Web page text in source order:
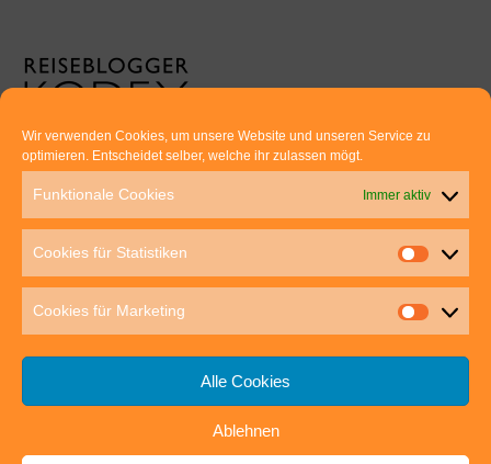
Wir verwenden Cookies, um unsere Website und unseren Service zu
optimieren. Entscheidet selber, welche ihr zulassen mögt.
Funktionale Cookies Immer aktiv
Cookies für Statistiken
Cookies für Marketing
Alle Cookies
Ablehnen
Euer direkter Draht zu uns:
Thomas Rathay und Silke Rommel
70563 Stuttgart
post@outdoor-hochgenuss.de
IMPRESSUM DATENSCHUTZ